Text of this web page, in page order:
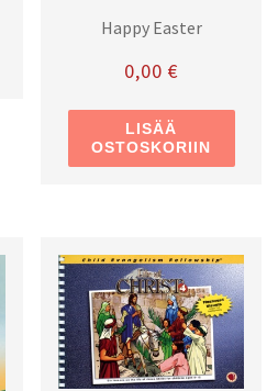
Happy Easter
0,00 €
LISÄÄ
OSTOSKORIIN